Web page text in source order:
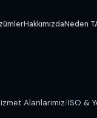
HakkımızdaNeden
Alanlarımız/ISO &